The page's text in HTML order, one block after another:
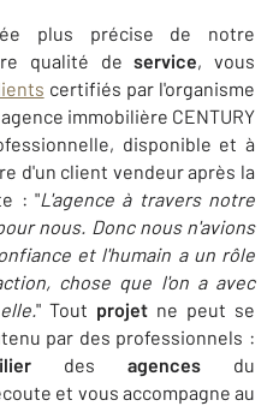
plus précise de notre
qualité deservice, vous
certifiés par l'organisme
immobilière CENTURY
disponible et à
d'un client vendeur après la
: "L'agence à travers notre
nous. Donc nous n'avions
et l'humain a un rôle
chose que l'on a avec
" Tout projet ne peut se
par des professionnels :
des agences du
et vous accompagne au